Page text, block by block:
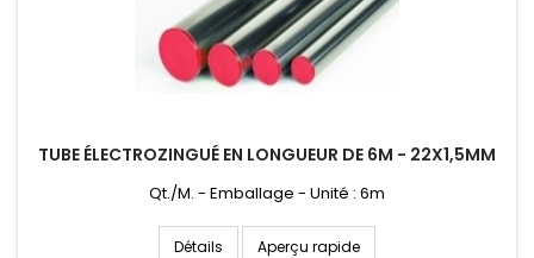
TUBE ÉLECTROZINGUÉ EN LONGUEUR DE 6M - 22X1,5MM
Qt./M. - Emballage - Unité : 6m
Détails Aperçu rapide